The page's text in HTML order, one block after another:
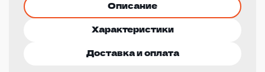
Описание
Характеристики
Доставка и оплата